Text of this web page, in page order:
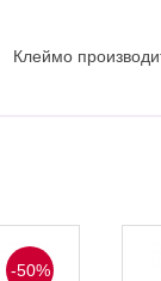
Клеймо
-50%